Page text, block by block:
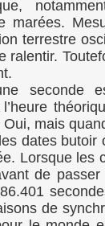
marées.
terrestre
ralentir.
seconde
l’heure
Oui, mais
dates
Lorsque les
de
de